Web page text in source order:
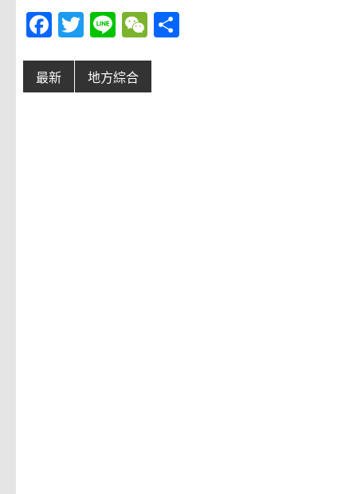
Fa
e
b
T
it
te
Li
e
W
h
分
最新 地方綜合